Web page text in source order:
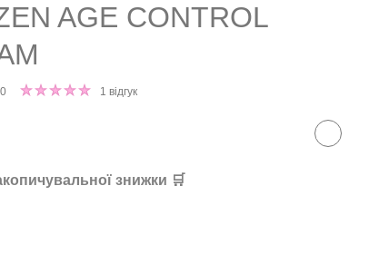
AGE CONTROL
1 відгук
знижки 🛒